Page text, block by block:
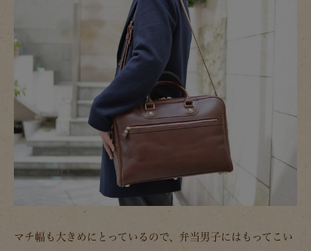
マチ幅も大きめにとっているので、弁当男子にはもってこい